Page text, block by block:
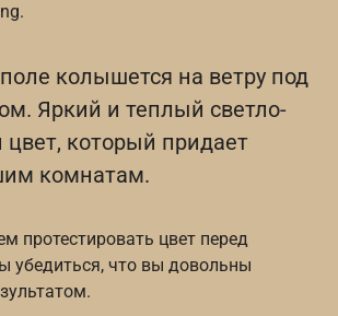
колышется на ветру под
Яркий и теплый светло-
который придает
комнатам.
протестировать цвет перед
убедиться, что вы довольны